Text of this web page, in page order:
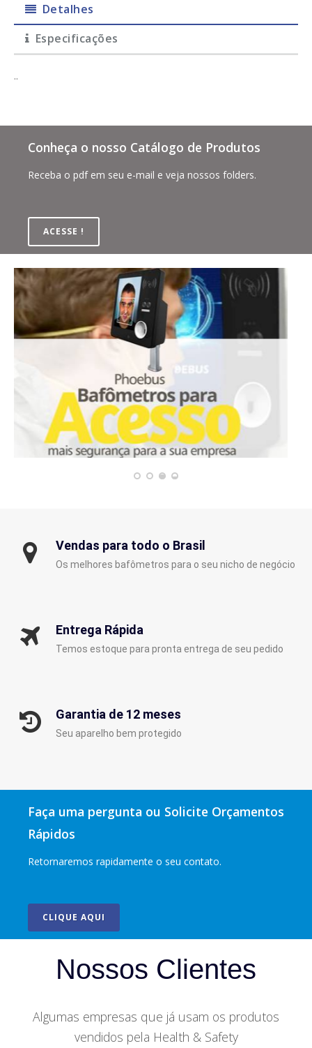
Detalhes
Especificações
..
Conheça o nosso Catálogo de Produtos
Receba o pdf em seu e-mail e veja nossos folders.
ACESSE !
Vendas para todo o Brasil
Os melhores bafômetros para o seu nicho de negócio
Entrega Rápida
Temos estoque para pronta entrega de seu pedido
Garantia de 12 meses
Seu aparelho bem protegido
Faça uma pergunta ou Solicite Orçamentos
Rápidos
Retornaremos rapidamente o seu contato.
CLIQUE AQUI
Nossos Clientes
Algumas empresas que já usam os produtos
vendidos pela Health & Safety